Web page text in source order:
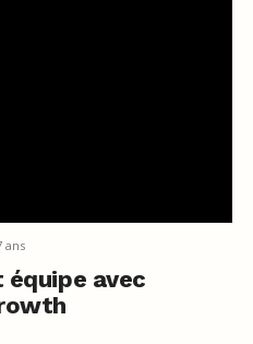
ans
équipe avec